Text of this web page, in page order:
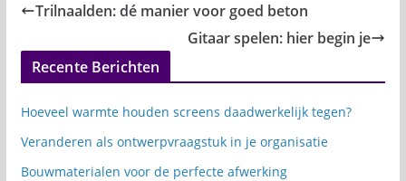
Trilnaalden: dé manier voor goed beton
Gitaar spelen: hier begin je
Recente Berichten
Hoeveel warmte houden screens daadwerkelijk tegen?
Veranderen als ontwerpvraagstuk in je organisatie
Bouwmaterialen voor de perfecte afwerking